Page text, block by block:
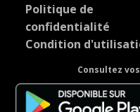
Politique de
confidentialité
Condition
Consultez